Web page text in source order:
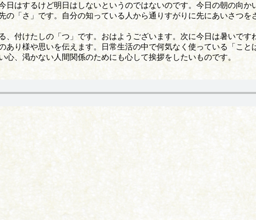
はするけど明日はしないというのではないのです。今日の朝の向か
の「さ」です。自分の知っている人から通りすがりに先にあいさつ
付けたしの「つ」です。おはようございます。次に今日は暑いです
り様や思いを伝えます。日常生活の中で何気なく使っている「こ
、渇かない人間関係のためにも心して挨拶をしたいものです。